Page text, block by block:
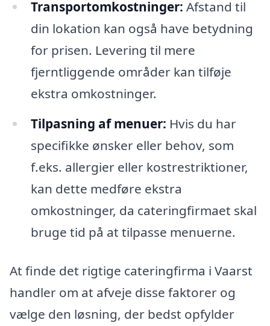
Transportomkostninger: Afstand til
din lokation kan også have betydning
for prisen. Levering til mere
fjerntliggende områder kan tilføje
ekstra omkostninger.
Tilpasning af menuer: Hvis du har
specifikke ønsker eller behov, som
f.eks. allergier eller kostrestriktioner,
kan dette medføre ekstra
omkostninger, da cateringfirmaet skal
bruge tid på at tilpasse menuerne.
At finde det rigtige cateringfirma i Vaarst
handler om at afveje disse faktorer og
vælge den løsning, der bedst opfylder